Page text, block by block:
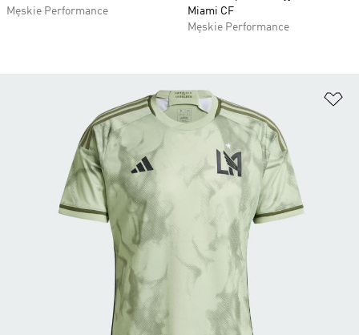
Męskie Performance
Miami CF
Męskie Performance